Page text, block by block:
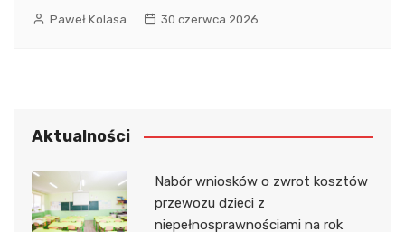
Paweł Kolasa 30 czerwca 2026
Aktualności
Nabór wniosków o zwrot kosztów
przewozu dzieci z
niepełnosprawnościami na rok